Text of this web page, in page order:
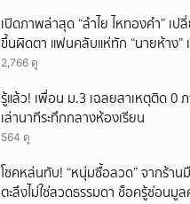
เปิดภาพล่าสุด “ลำไย ไหทองคำ” เป
ขึ้นผิดตา แฟนคลับแห่ทัก “นายห้าง”
ชัด!
2,766 ดู
รู้แล้ว! เพื่อน ม.3 เฉลยสาเหตุติด 0
เล่านาทีระทึกกลางห้องเรียน
564 ดู
โชคหล่นทับ! “หนุ่มซื้อลวด” จากร้า
ตะลึงไม่ใช่ลวดธรรมดา ช็อครู้ซ่อนมู